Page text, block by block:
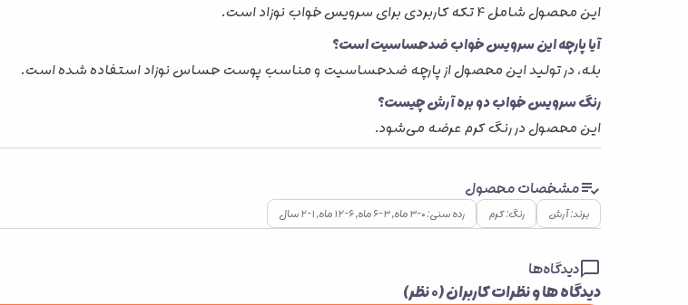
این محصول شامل 4 تکه کاربردی برای سرویس خواب نوزاد است.
آیا پارچه این سرویس خواب ضدحساسیت است؟
بله، در تولید این محصول از پارچه ضدحساسیت و مناسب پوست حساس نوزاد استفاده شده است.
رنگ سرویس خواب دو بره آرش چیست؟
این محصول در رنگ کرم عرضه می‌شود.
مشخصات محصول
برند: آرش رنگ: کرم رده سنی: ۰–۳ ماه, ۳–۶ ماه, ۶–۱۲ ماه, ۱–۲ سال
دیدگاه‌ها
دیدگاه ها و نظرات کاربران (۰نظر)